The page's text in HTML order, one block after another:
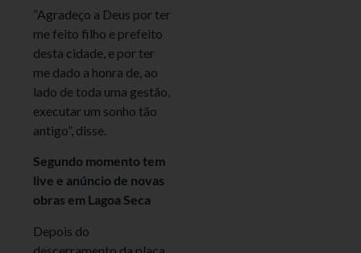
”Agradeço a Deus por ter
me feito filho e prefeito
desta cidade, e por ter
me dado a honra de, ao
lado de toda uma gestão,
executar um sonho tão
antigo”, disse.
Segundo momento tem
live e anúncio de novas
obras em Lagoa Seca
Depois do